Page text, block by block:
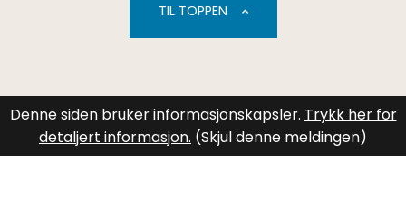
TIL TOPPEN
Denne siden bruker informasjonskapsler. Trykk her for
detaljert informasjon. (Skjul denne meldingen)